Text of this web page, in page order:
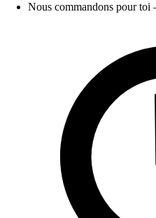
Nous commandons pour toi